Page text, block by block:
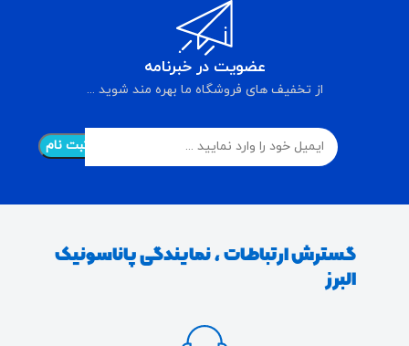
عضویت در خبرنامه
از تخفیف های فروشگاه ما بهره مند شوید ...
گسترش ارتباطات ، نمایندگی پاناسونیک
البرز